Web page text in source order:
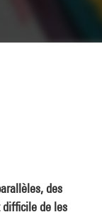
des
de les